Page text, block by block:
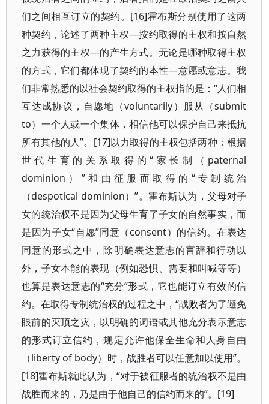
们之间相互订立的契约。[16]霍布斯分别使用了这两
种契约，论述了两种主权—按约取得的主权和按自然
之力获得的主权—的产生方式。无论是哪种取得主权
的方式，它们都体现了契约的本性—意愿或意志。我
们非常熟悉的以社会契约取得的主权指的是：“人们相
互达成协议，自愿地（voluntarily）服从（submit
to）一个人或一个集体，相信他可以保护自己来抵抗
所有其他的人”。[17]以力取得的主权包括两种：根据
世代生育的关系取得的“家长制（paternal
dominion）”和由征服而取得的“专制统治
（despotical dominion）”。霍布斯认为，父母对子
女的统治权不是因为父母生育了子女的自然事实，而
是因为子女“自愿”同意（consent）的信约。在表达
同意的形式之中，除明确表达意志的言辞和行动以
外，子女本能的表现（例如恐惧、需要和叫喊等等）
也算是表达意志的“充分”形式，它也能订立有效的信
约。在取得专制统治权的过程之中，“战败者为了避免
眼前的灭顶之灾，以明确的词语或其他充分表示意志
的形式订立信约，规定允许他保全生命和人身自由
（liberty of body）时，战胜者可以任意加以使用”。
[18]霍布斯就此认为，“对于被征服者的统治权不是由
战胜而来的，乃是由于他自己的信约而来的”。[19]